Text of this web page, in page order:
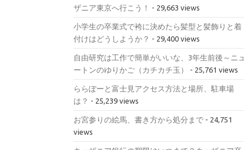
ザニア東京へ行こう！
- 29,663 views
小学生の卒業式で袴に決めたら髪型と髪飾りと着
付けはどうしようか？ - 29,400 views
自由研究は工作で簡単がいいな、3年生前後～ニュ
ートンのゆりかご（カチカチ玉）
- 25,761 views
ららぽーと富士見アクセス方法と場所、駐車場
は？ - 25,239 views
お宮参りの絵馬、書き方から処分まで - 24,751
views